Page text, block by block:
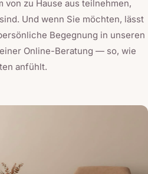
von zu Hause aus teilnehmen,
Und wenn Sie möchten, lässt
Begegnung in unseren
Online-Beratung — so, wie
anfühlt.